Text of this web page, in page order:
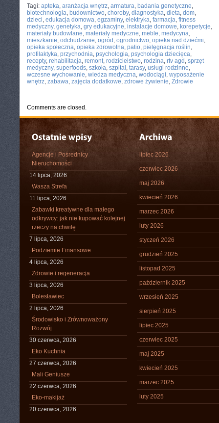
Tagi: apteka, aranżacja wnętrz, armatura, badania genetyczne,
biotechnologia, budownictwo, choroby, diagnostyka, dieta, dom,
dzieci, edukacja domowa, egzaminy, elektryka, farmacja, fitness
medyczny, genetyka, gry edukacyjne, instalacje domowe, korepetycje,
materiały budowlane, materiały medyczne, meble, medycyna,
mieszkanie, odchudzanie, ogród , ogrodnictwo, opieka nad dziećmi,
opieka społeczna, opieka zdrowotna, patio, pielęgnacja roślin,
profilaktyka, przychodnia, psychologia, psychologia dziecięca,
recepty, rehabilitacja, remont, rodzicielstwo, rodzina, rtv agd , sprzęt
medyczny, superfoods, szkoła, szpital , tarasy, usługi rodzinne,
wczesne wychowanie, wiedza medyczna, wodociągi, wyposażenie
wnętrz, zabawa, zajęcia dodatkowe, zdrowe żywienie, Zdrowie
Comments are closed.
Agencje i Pośrednicy
Nieruchomości
14 lipca, 2026
Wasza Strefa
11 lipca, 2026
Zabawki kreatywne dla małego
odkrywcy: jak nie kupować kolejnej
rzeczy na chwilę
7 lipca, 2026
Podziemie Finansowe
4 lipca, 2026
Zdrowie i regeneracja
3 lipca, 2026
Bolesławiec
2 lipca, 2026
Środowisko i Zrównoważony
Rozwój
30 czerwca, 2026
Eko Kuchnia
27 czerwca, 2026
Mali Geniusze
22 czerwca, 2026
Eko-makijaż
20 czerwca, 2026
lipiec 2026
czerwiec 2026
maj 2026
kwiecień 2026
marzec 2026
luty 2026
styczeń 2026
grudzień 2025
listopad 2025
październik 2025
wrzesień 2025
sierpień 2025
lipiec 2025
czerwiec 2025
maj 2025
kwiecień 2025
marzec 2025
luty 2025